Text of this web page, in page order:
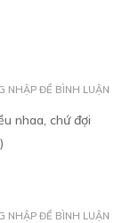
nhaa, chứ đợi
NHẬP ĐỂ BÌNH LUẬN
NHẬP ĐỂ BÌNH LUẬN